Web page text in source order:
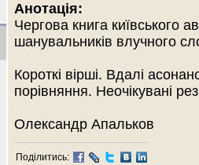
Анотація:
Чергова книга київського
шанувальників влучного
Короткі вірші. Вдалі
порівняння. Неочікувані
Олександр Апальков
Поділитись: